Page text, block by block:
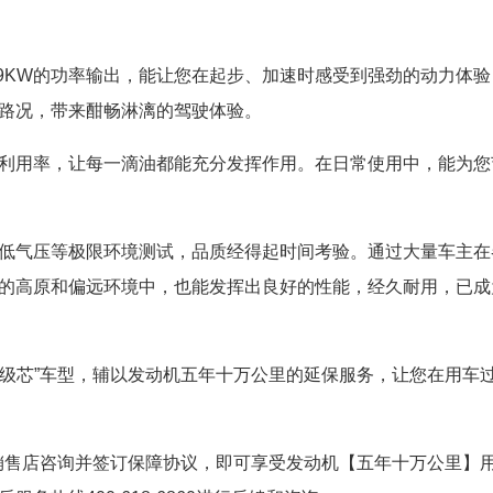
的功率输出，能让您在起步、加速时感受到强劲的动力体
况，带来酣畅淋漓的驾驶体验。
用率，让每一滴油都能充分发挥作用。在日常使用中，能为
气压等极限环境测试，品质经得起时间考验。通过大量车主
高原和偏远环境中，也能发挥出良好的性能，经久耐用，已
芯”车型，辅以发动机五年十万公里的延保服务，让您在用车
店咨询并签订保障协议，即可享受发动机【五年十万公里】